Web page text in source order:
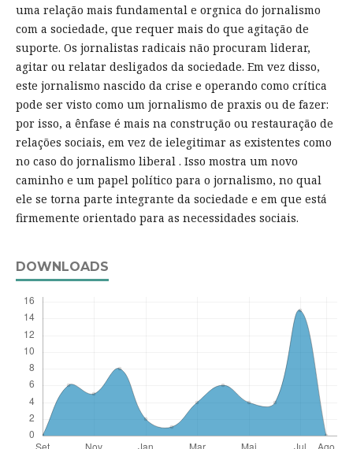
uma relação mais fundamental e orgnica do jornalismo
com a sociedade, que requer mais do que agitação de
suporte. Os jornalistas radicais não procuram liderar,
agitar ou relatar desligados da sociedade. Em vez disso,
este jornalismo nascido da crise e operando como crítica
pode ser visto como um jornalismo de praxis ou de fazer:
por isso, a ênfase é mais na construção ou restauração de
relações sociais, em vez de ielegitimar as existentes como
no caso do jornalismo liberal . Isso mostra um novo
caminho e um papel político para o jornalismo, no qual
ele se torna parte integrante da sociedade e em que está
firmemente orientado para as necessidades sociais.
DOWNLOADS